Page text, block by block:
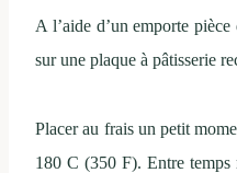
A l’aide d’un emporte
sur une plaque à pâtisserie
Placer au frais un petit
180 C (350 F). Entre temps